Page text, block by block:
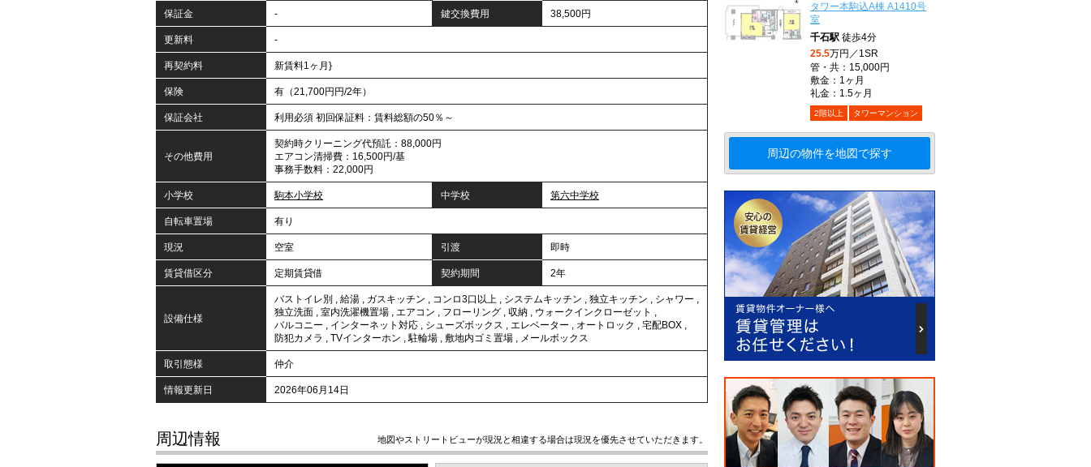
保証金 - 鍵交換費用 38,500円
更新料 -
再契約料 新賃料1ヶ月}
保険 有（21,700円円/2年）
保証会社 利用必須 初回保証料：賃料総額の50％～
その他費用
契約時クリーニング代預託：88,000円
エアコン清掃費：16,500円/基
事務手数料：22,000円
小学校 駒本小学校 中学校 第六中学校
自転車置場 有り
現況 空室 引渡 即時
賃貸借区分 定期賃貸借 契約期間 2年
設備仕様
バストイレ別 , 給湯 , ガスキッチン , コンロ3口以上 , システムキッチン , 独立キッチン , シャワー ,
独立洗面 , 室内洗濯機置場 , エアコン , フローリング , 収納 , ウォークインクローゼット ,
バルコニー , インターネット対応 , シューズボックス , エレベーター , オートロック , 宅配BOX ,
防犯カメラ , TVインターホン ,駐輪場 , 敷地内ゴミ置場 , メールボックス
取引態様 仲介
情報更新日 2026年06月14日
周辺情報 地図やストリートビューが現況と相違する場合は現況を優先させていただきます。
タワー本駒込A棟 A1410号
室
千石駅 徒歩4分
25.5万円／1SR
管・共：15,000円
敷金：1ヶ月
礼金：1.5ヶ月
2階以上 タワーマンション
周辺の物件を地図で探す